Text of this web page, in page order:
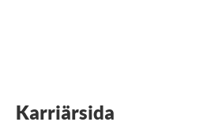
Karriärsida